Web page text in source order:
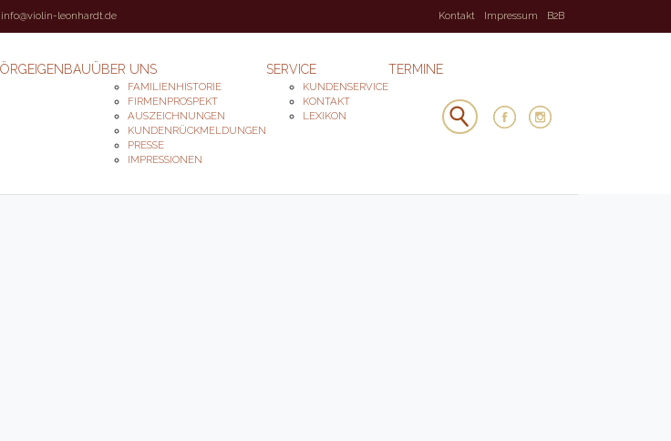
info@violin-leonhardt.de Kontakt Impressum B2B
GEIGENBAUÜBER UNS
FAMILIENHISTORIE
FIRMENPROSPEKT
AUSZEICHNUNGEN
KUNDENRÜCKMELDUNGEN
PRESSE
IMPRESSIONEN
SERVICE
KUNDENSERVICE
KONTAKT
LEXIKON
TERMINE